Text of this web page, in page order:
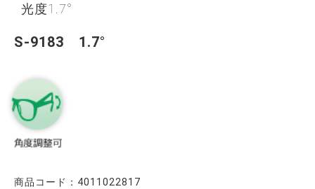
光度1.7°
S-9183 1.7°
商品コード：4011022817